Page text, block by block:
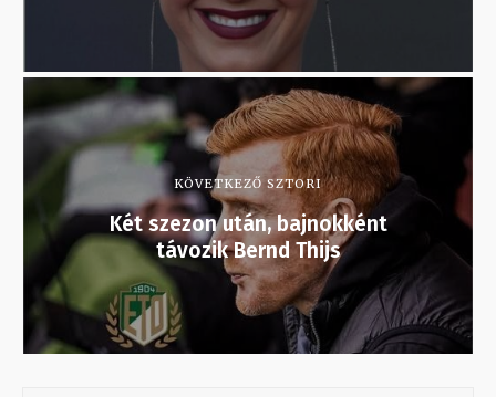
KÖVETKEZŐ SZTORI
Két szezon után, bajnokként
távozik Bernd Thijs